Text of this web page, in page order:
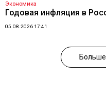
Экономика
Годовая инфляция в
05.08.2026 17:41